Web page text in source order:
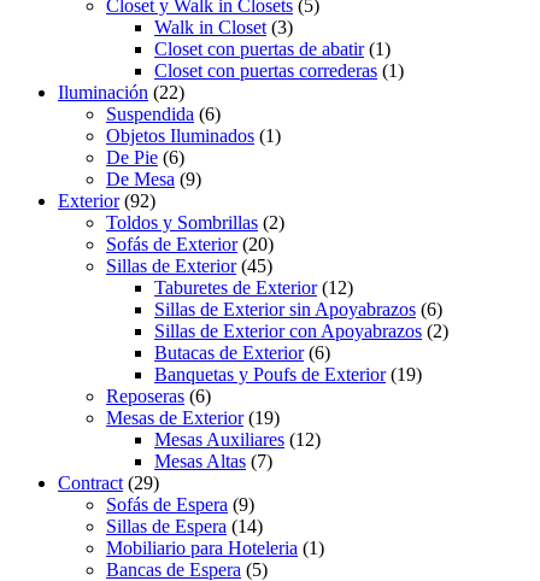
Closet y Walk in Closets (5)
Walk in Closet (3)
Closet con puertas de abatir(1)
Closet con puertas correderas (1)
Iluminación (22)
Suspendida (6)
Objetos Iluminados (1)
De Pie (6)
De Mesa (9)
Exterior(92)
Toldos y Sombrillas (2)
Sofás de Exterior(20)
Sillas de Exterior(45)
Taburetes de Exterior(12)
Sillas de Exterior sin Apoyabrazos (6)
Sillas de Exterior con Apoyabrazos (2)
Butacas de Exterior(6)
Banquetas y Poufs de Exterior(19)
Reposeras (6)
Mesas de Exterior(19)
Mesas Auxiliares (12)
Mesas Altas (7)
Contract (29)
Sofás de Espera (9)
Sillas de Espera (14)
Mobiliario para Hoteleria (1)
Bancas de Espera (5)